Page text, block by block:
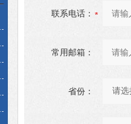
联系电话：
常用邮箱：
省份：